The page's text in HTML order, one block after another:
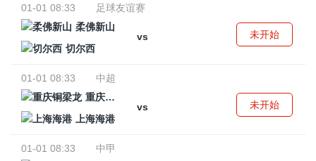
01-01 08:33
足球友谊赛
柔佛新山
vs
切尔西
未开始
01-01 08:33
中超
重庆铜梁龙
vs
上海海港
未开始
01-01 08:33
中甲